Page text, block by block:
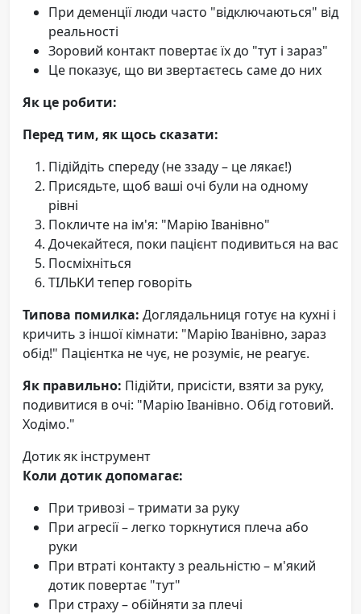
При деменції люди часто "відключаються" від
реальності
Зоровий контакт повертає їх до "тут і зараз"
Це показує, що ви звертаєтесь саме до них
Як це робити:
Перед тим, як щось сказати:
Підійдіть спереду (не ззаду – це лякає!)
Присядьте, щоб ваші очі були на одному
рівні
Покличте на ім'я: "Марію Іванівно"
Дочекайтеся, поки пацієнт подивиться на вас
Посміхніться
ТІЛЬКИ тепер говоріть
Типова помилка: Доглядальниця готує на кухні і
кричить з іншої кімнати: "Марію Іванівно, зараз
обід!" Пацієнтка не чує, не розуміє, не реагує.
Як правильно: Підійти, присісти, взяти за руку,
подивитися в очі: "Марію Іванівно. Обід готовий.
Ходімо."
Дотик як інструмент
Коли дотик допомагає:
При тривозі – тримати за руку
При агресії – легко торкнутися плеча або
руки
При втраті контакту з реальністю – м'який
дотик повертає "тут"
При страху – обійняти за плечі